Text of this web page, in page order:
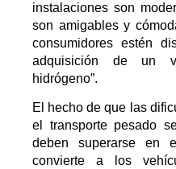
instalaciones son
son amigables y
consumidores estén
adquisición de un
hidrógeno”.
El hecho de que las
el transporte pesado
deben superarse en
convierte a los